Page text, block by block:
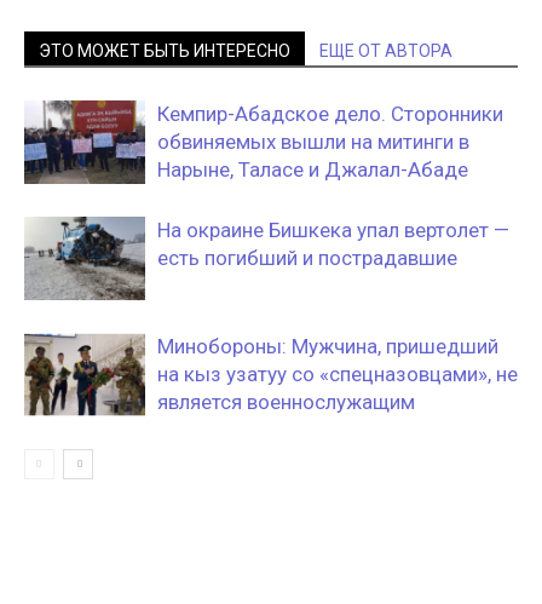
ЭТО МОЖЕТ БЫТЬ ИНТЕРЕСНО ЕЩЕ ОТ АВТОРА
Кемпир-Абадское дело. Сторонники
обвиняемых вышли на митинги в
Нарыне, Таласе и Джалал-Абаде
На окраине Бишкека упал вертолет —
есть погибший и пострадавшие
Минобороны: Мужчина, пришедший
на кыз узатуу со «спецназовцами», не
является военнослужащим